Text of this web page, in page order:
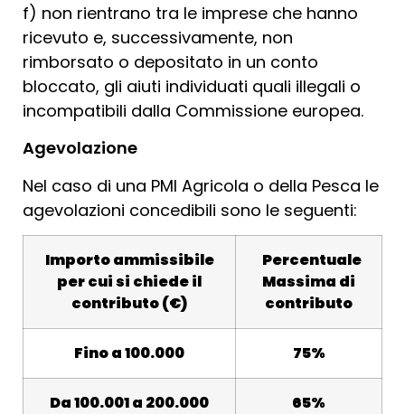
f) non rientrano tra le imprese che hanno
ricevuto e, successivamente, non
rimborsato o depositato in un conto
bloccato, gli aiuti individuati quali illegali o
incompatibili dalla Commissione europea.
Agevolazione
Nel caso di una PMI Agricola o della Pesca le
agevolazioni concedibili sono le seguenti:
Importo ammissibile
per cui si chiede il
contributo (€)
Percentuale
Massima di
contributo
Fino a 100.000 75%
Da 100.001 a 200.000 65%